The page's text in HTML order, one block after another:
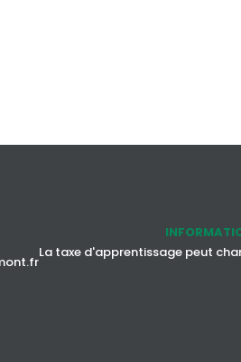
La taxe d'apprentissage peut